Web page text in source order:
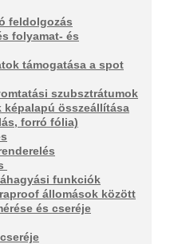
feldolgozás
folyamat- és
támogatása a spot
szubsztrátumok
képalapú összeállítása
forró fólia)
funkciók
állomások között
és cseréje
|
mint 25 éve nyújt
vel pedig a
matematika és az ICC
a szabványos ICC-
alapozó, lakk, forró
teszi a tökéletes Softproof-